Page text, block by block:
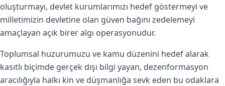
oluşturmayı, devlet kurumlarımızı hedef göstermeyi ve
milletimizin devletine olan güven bağını zedelemeyi
amaçlayan açık birer algı operasyonudur.
Toplumsal huzurumuzu ve kamu düzenini hedef alarak
kasıtlı biçimde gerçek dışı bilgi yayan, dezenformasyon
aracılığıyla halkı kin ve düşmanlığa sevk eden bu odaklara